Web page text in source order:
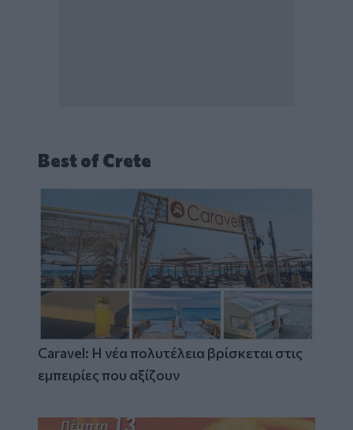
Best of Crete
Caravel: Η νέα πολυτέλεια βρίσκεται στις
εμπειρίες που αξίζουν